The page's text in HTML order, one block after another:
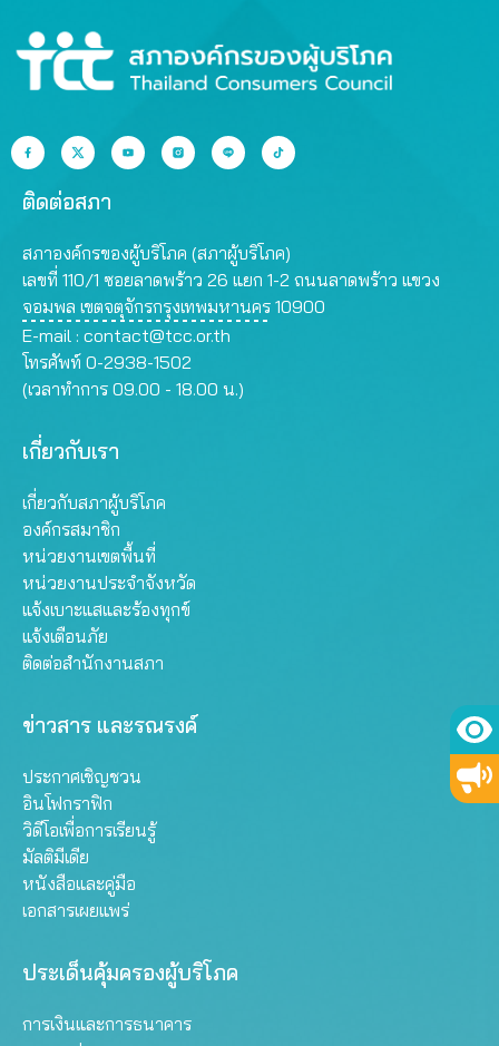
ติดต่อสภา
สภาองค์กรของผู้บริโภค (สภาผู้บริโภค)
เลขที่ 110/1 ซอยลาดพร้าว 26 แยก 1-2 ถนนลาดพร้าว แขวง
จอมพล เขตจตุจักรกรุงเทพมหานคร 10900
E-mail : contact@tcc.or.th
โทรศัพท์ 0-2938-1502
(เวลาทำการ 09.00 - 18.00 น.)
เกี่ยวกับเรา
เกี่ยวกับสภาผู้บริโภค
องค์กรสมาชิก
หน่วยงานเขตพื้นที่
หน่วยงานประจำจังหวัด
แจ้งเบาะแสและร้องทุกข์
แจ้งเตือนภัย
ติดต่อสำนักงานสภา
ข่าวสาร และรณรงค์
ประกาศเชิญชวน
อินโฟกราฟิก
วิดีโอเพื่อการเรียนรู้
มัลติมีเดีย
หนังสือและคู่มือ
เอกสารเผยแพร่
ประเด็นคุ้มครองผู้บริโภค
การเงินและการธนาคาร